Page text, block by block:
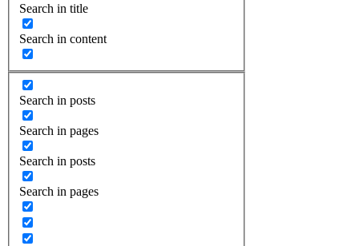
Search in title
Search in content
Search in posts
Search in pages
Search in posts
Search in pages